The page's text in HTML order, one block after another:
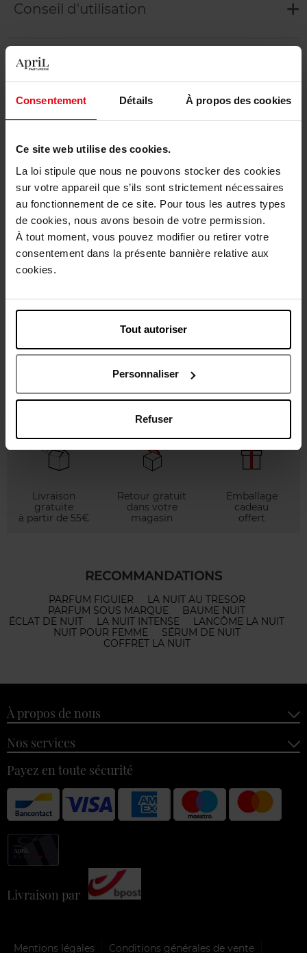
Consentement Détails À propos des cookies
Ce site web utilise des cookies.
La loi stipule que nous ne pouvons stocker des cookies
sur votre appareil que s’ils sont strictement nécessaires
au fonctionnement de ce site. Pour tous les autres types
de cookies, nous avons besoin de votre permission.
À tout moment, vous pouvez modifier ou retirer votre
consentement dans la présente bannière relative aux
cookies.
Tout autoriser
Personnaliser
Refuser
Conseil d'utilisation
Caractéristiques
Avis client Politique relative aux avis des clients
Vous aimerez peut-être
Recharge Vin Rosé
53,50 € Voir la fiche
Livraison
gratuite
à partir de 55€
Retour gratuit
dans votre
magasin
Emballage
cadeau
offert
RECOMMANDATIONS
PARFUM FIGUIER
LA NUIT AU TRESOR
PARFUM SOUS MARQUE
BAUME NUIT
ÉCLAT DE NUIT
LA NUIT INTENSE
LANCÔME LA NUIT
NUIT POUR FEMME
SÉRUM DE NUIT
COFFRET LA NUIT
À propos de nous
Nos services
Payez en toute sécurité
Livraison par
Mentions légales Conditions générales de vente